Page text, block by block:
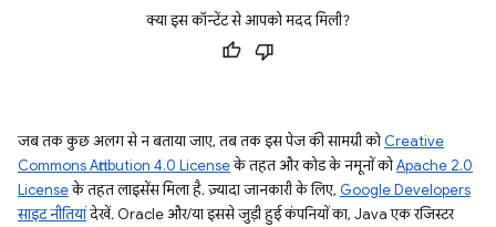
क्या इस कॉन्टेंट से आपको मदद मिली?
जब तक कुछ अलग से न बताया जाए, तब तक इस पेज की सामग्री कोCreative
Commons Attribution 4.0 Licenseके तहत और कोड के नमूनों कोApache 2.0
Licenseके तहत लाइसेंस मिला है. ज़्यादा जानकारी के लिए, Google Developers
साइट नीतियांदेखें. Oracle और/या इससे जुड़ी हुई कंपनियों का, Java एक रजिस्टर